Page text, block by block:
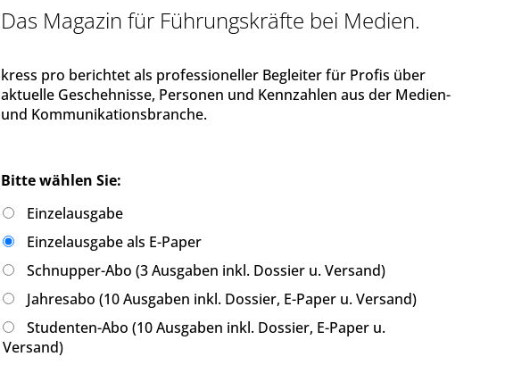
Das Magazin für Führungskräfte bei Medien.
kress pro berichtet als professioneller Begleiter für Profis über
aktuelle Geschehnisse, Personen und Kennzahlen aus der Medien-
und Kommunikationsbranche.
Bitte wählen Sie:
Einzelausgabe
Einzelausgabe als E-Paper
Schnupper-Abo (3 Ausgaben inkl. Dossier u. Versand)
Jahresabo (10 Ausgaben inkl. Dossier, E-Paper u. Versand)
Studenten-Abo (10 Ausgaben inkl. Dossier, E-Paper u.
Versand)